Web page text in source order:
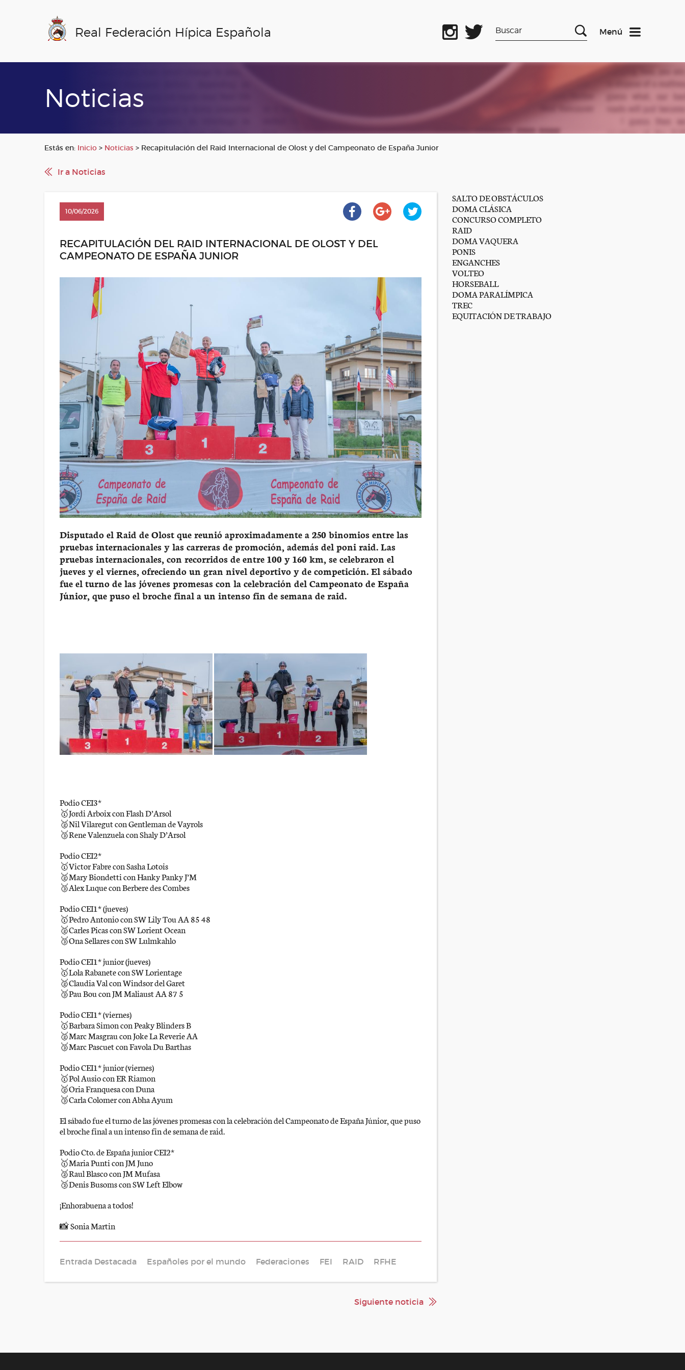
Real Federación Hípica Española Menú
Noticias
Estás en: Inicio > Noticias > Recapitulación del Raid Internacional de Olost y del Campeonato de España Junior
Ir a Noticias
10/06/2026
RECAPITULACIÓN DEL RAID INTERNACIONAL DE OLOST Y DEL
CAMPEONATO DE ESPAÑA JUNIOR
Disputado el Raid de Olost que reunió aproximadamente a 250 binomios entre las
pruebas internacionales y las carreras de promoción, además del poni raid. Las
pruebas internacionales, con recorridos de entre 100 y 160 km, se celebraron el
jueves y el viernes, ofreciendo un gran nivel deportivo y de competición. El sábado
fue el turno de las jóvenes promesas con la celebración del Campeonato de España
Júnior, que puso el broche final a un intenso fin de semana de raid.
Podio CEI3*
🥇Jordi Arboix con Flash D’Arsol
🥈Nil Vilaregut con Gentleman de Vayrols
🥉Rene Valenzuela con Shaly D’Arsol
Podio CEI2*
🥇Victor Fabre con Sasha Lotois
🥈Mary Biondetti con Hanky Panky J’M
🥉Alex Luque con Berbere des Combes
Podio CEI1* (jueves)
🥇Pedro Antonio con SW Lily Tou AA 85 48
🥈Carles Picas con SW Lorient Ocean
🥉Ona Sellares con SW Lulmkahlo
Podio CEI1* junior (jueves)
🥇Lola Rabanete con SW Lorientage
🥈Claudia Val con Windsor del Garet
🥉Pau Bou con JM Maliaust AA 87 5
Podio CEI1* (viernes)
🥇Barbara Simon con Peaky Blinders B
🥈Marc Masgrau con Joke La Reverie AA
🥉Marc Pascuet con Favola Du Barthas
Podio CEI1* junior (viernes)
🥇Pol Ausio con ER Riamon
🥈Oria Franquesa con Duna
🥉Carla Colomer con Abha Ayum
El sábado fue el turno de las jóvenes promesas con la celebración del Campeonato de España Júnior, que puso
el broche final a un intenso fin de semana de raid.
Podio Cto. de España junior CEI2*
🥇Maria Punti con JM Juno
🥈Raul Blasco con JM Mufasa
🥉Denis Busoms con SW Left Elbow
¡Enhorabuena a todos!
📸 Sonia Martin
Entrada Destacada Españoles por el mundo Federaciones FEI RAID RFHE
Siguiente noticia
SALTO DE OBSTÁCULOS
DOMA CLÁSICA
CONCURSO COMPLETO
RAID
DOMA VAQUERA
PONIS
ENGANCHES
VOLTEO
HORSEBALL
DOMA PARALÍMPICA
TREC
EQUITACIÓN DE TRABAJO